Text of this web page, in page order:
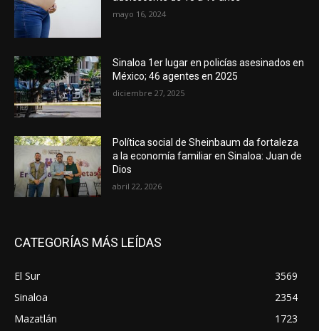
mayo 16, 2024
Sinaloa 1er lugar en policías asesinados en
México; 46 agentes en 2025
diciembre 27, 2025
Política social de Sheinbaum da fortaleza
a la economía familiar en Sinaloa: Juan de
Dios
abril 22, 2026
CATEGORÍAS MÁS LEÍDAS
El Sur
3569
Sinaloa
2354
Mazatlán
1723